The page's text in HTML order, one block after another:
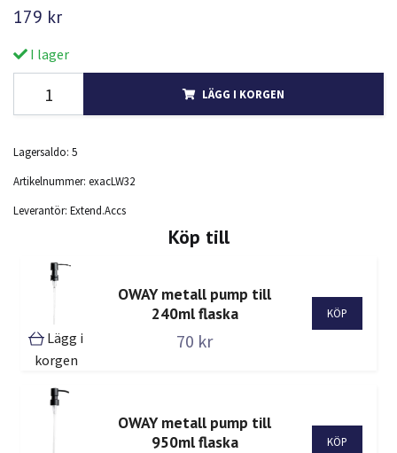
179 kr
I lager
LÄGG I KORGEN
Lagersaldo: 5
Artikelnummer: exacLW32
Leverantör: Extend.Accs
Köp till
Lägg i
korgen
OWAY metall pump till
240ml flaska
70 kr
OWAY metall pump till
950ml flaska